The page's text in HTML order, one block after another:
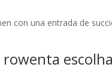
con una entrada de